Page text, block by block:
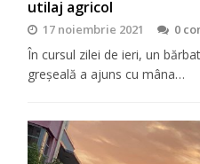
utilaj agricol
17 noiembrie 2021 0
În cursul zilei de ieri, un
greșeală a ajuns cu mâna…